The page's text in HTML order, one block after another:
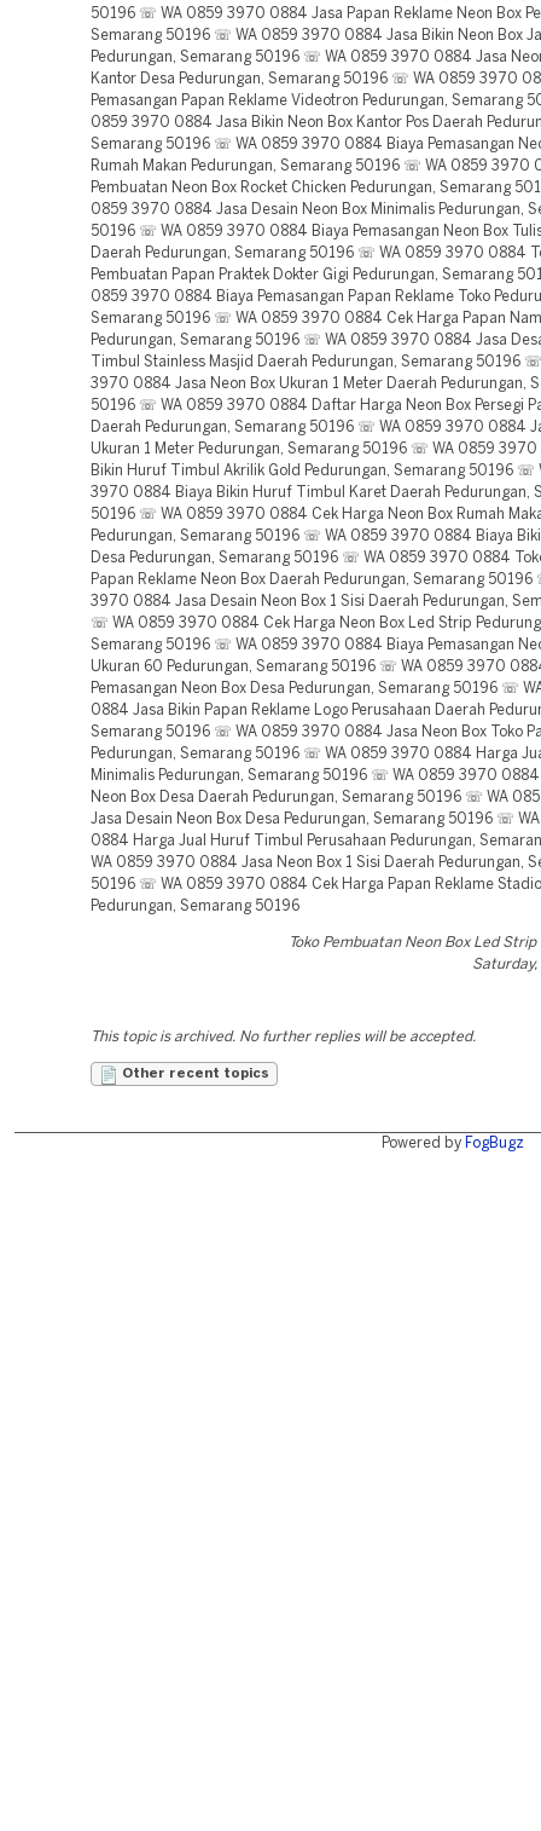
50196 ☏ WA 0859 3970 0884 Jasa Papan Reklame Neon Box
Semarang 50196 ☏ WA 0859 3970 0884 Jasa Bikin Neon Box
Pedurungan, Semarang 50196 ☏ WA 0859 3970 0884 Jasa
Kantor Desa Pedurungan, Semarang 50196 ☏ WA 0859 3970
Pemasangan Papan Reklame Videotron Pedurungan, Semarang
0859 3970 0884 Jasa Bikin Neon Box Kantor Pos Daerah
Semarang 50196 ☏ WA 0859 3970 0884 Biaya Pemasangan
Rumah Makan Pedurungan, Semarang 50196 ☏ WA 0859 3970
Pembuatan Neon Box Rocket Chicken Pedurungan, Semarang
0859 3970 0884 Jasa Desain Neon Box Minimalis Pedurungan,
50196 ☏ WA 0859 3970 0884 Biaya Pemasangan Neon Box
Daerah Pedurungan, Semarang 50196 ☏ WA 0859 3970 0884
Pembuatan Papan Praktek Dokter Gigi Pedurungan, Semarang
0859 3970 0884 Biaya Pemasangan Papan Reklame Toko
Semarang 50196 ☏ WA 0859 3970 0884 Cek Harga Papan
Pedurungan, Semarang 50196 ☏ WA 0859 3970 0884 Jasa
Timbul Stainless Masjid Daerah Pedurungan, Semarang 50196
3970 0884 Jasa Neon Box Ukuran 1 Meter Daerah Pedurungan,
50196 ☏ WA 0859 3970 0884 Daftar Harga Neon Box Persegi
Daerah Pedurungan, Semarang 50196 ☏ WA 0859 3970 0884
Ukuran 1 Meter Pedurungan, Semarang 50196 ☏ WA 0859
Bikin Huruf Timbul Akrilik Gold Pedurungan, Semarang 50196 ☏
3970 0884 Biaya Bikin Huruf Timbul Karet Daerah Pedurungan,
50196 ☏ WA 0859 3970 0884 Cek Harga Neon Box Rumah
Pedurungan, Semarang 50196 ☏ WA 0859 3970 0884 Biaya
Desa Pedurungan, Semarang 50196 ☏ WA 0859 3970 0884
Papan Reklame Neon Box Daerah Pedurungan, Semarang
3970 0884 Jasa Desain Neon Box 1 Sisi Daerah Pedurungan,
☏ WA 0859 3970 0884 Cek Harga Neon Box Led Strip
Semarang 50196 ☏ WA 0859 3970 0884 Biaya Pemasangan
Ukuran 60 Pedurungan, Semarang 50196 ☏ WA 0859 3970
Pemasangan Neon Box Desa Pedurungan, Semarang 50196 ☏
0884 Jasa Bikin Papan Reklame Logo Perusahaan Daerah
Semarang 50196 ☏ WA 0859 3970 0884 Jasa Neon Box Toko
Pedurungan, Semarang 50196 ☏ WA 0859 3970 0884 Harga
Minimalis Pedurungan, Semarang 50196 ☏ WA 0859 3970 0884
Neon Box Desa Daerah Pedurungan, Semarang 50196 ☏ WA
Jasa Desain Neon Box Desa Pedurungan, Semarang 50196 ☏
0884 Harga Jual Huruf Timbul Perusahaan Pedurungan,
WA 0859 3970 0884 Jasa Neon Box 1 Sisi Daerah Pedurungan,
50196 ☏ WA 0859 3970 0884 Cek Harga Papan Reklame
Pedurungan, Semarang 50196
Toko Pembuatan Neon Box Led
Saturday,
This topic is archived. No further replies will be accepted.
Other recent topics
Powered by FogBugz